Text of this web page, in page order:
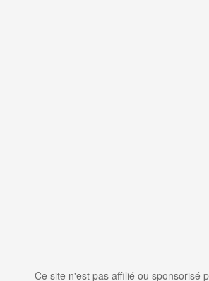
Ce site n'est pas affilié ou sponsorisé